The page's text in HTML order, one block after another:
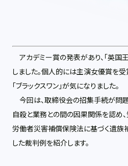
アカデミー賞の発表があり、「英国
しました。個人的には主演女優賞を
「ブラックスワン」が気になりました。
今回は、取締役会の招集手続が問
自殺と業務との間の因果関係を認め
労働者災害補償保険法に基づく遺
した裁判例を紹介します。